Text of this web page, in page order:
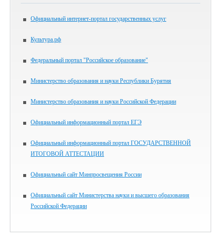
Официальный интернет-портал государственных услуг
Культура.рф
Федеральный портал "Российское образование"
Министерство образования и науки Республики Бурятия
Министерство образования и науки Российской Федерации
Официальный информационный портал ЕГЭ
Официальный информационный портал ГОСУДАРСТВЕННОЙ
ИТОГОВОЙ АТТЕСТАЦИИ
Официальный сайт Минпросвещения России
Официальный сайт Министерства науки и высшего образования
Российской Федерации